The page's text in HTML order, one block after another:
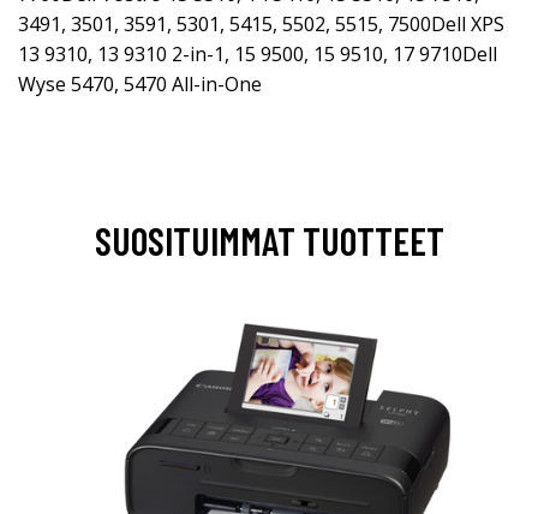
3491, 3501, 3591, 5301, 5415, 5502, 5515, 7500Dell XPS
13 9310, 13 9310 2-in-1, 15 9500, 15 9510, 17 9710Dell
Wyse 5470, 5470 All-in-One
SUOSITUIMMAT TUOTTEET